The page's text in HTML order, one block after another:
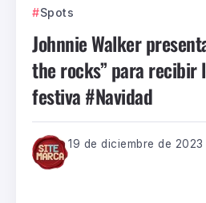
Spots
Johnnie Walker
the rocks” para recibir
festiva #Navidad
19 de diciembre de 2023